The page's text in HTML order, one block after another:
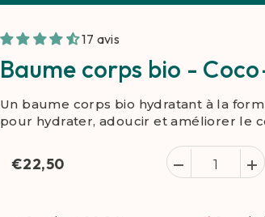
17 avis
Baume corps bio -
Un baume corps bio hydratant à la
pour hydrater, adoucir et améliorer le
€22,50